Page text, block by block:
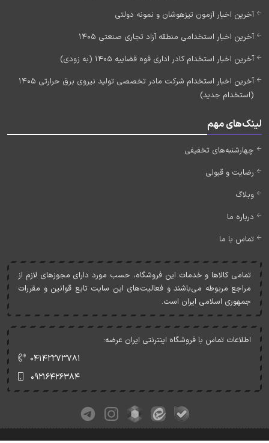
آخرین اخبار آزمون تیزهوشان و نمونه دولتی
آخرین اخبار استخدامی منطقه آزاد تجاری صنعتی 1405
آخرین اخبار استخدام کادر اداری قوه قضاییه 1405 (به زودی)
آخرین اخبار استخدام شرکت مادر تخصصی تولید نیروی برق حرارتی 1405
(استخدام جدید)
لینک‌های مهم
چهارشنبه‌های تخفیفی
رضایت و قبولی
وبلاگ
درباره ما
تماس با ما
تمامی کالاها و خدمات اين فروشگاه، حسب مورد دارای مجوزهای لازم از
مراجع مربوطه می‌باشند و فعاليت‌های اين سايت تابع قوانين و مقررات
جمهوری اسلامی ايران است.
اطلاعات تماس با فروشگاه اینترنتی ایران عرضه:
۰۴۱۴۲۲۷۳۷۸۱
۰۹۲۱۶۴۲۶۳۸۴